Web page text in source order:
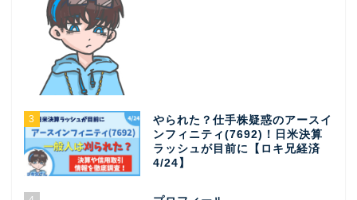
3
やられた？仕手株疑惑のアースイ
ンフィニティ(7692)！日米決算
ラッシュが目前に【ロキ兄経済
4/24】